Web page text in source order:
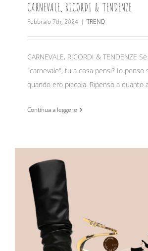
CARNEVALE, RICORDI & TENDENZE
Febbraio 7th, 2024 | TREND
CARNEVALE, RICORDI & TENDENZE
"carnevale", tu a cosa pensi? Io penso
quando ero piccola. Ripenso a quanto
Continua a leggere